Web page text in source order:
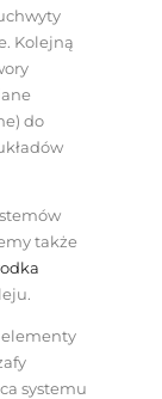
Kolejną
do
także
systemu